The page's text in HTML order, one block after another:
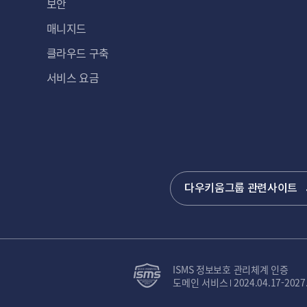
보안
매니지드
클라우드 구축
서비스 요금
다우키움그룹 관련사이트
ISMS 정보보호 관리체계 인증
도메인 서비스 2024.04.17-